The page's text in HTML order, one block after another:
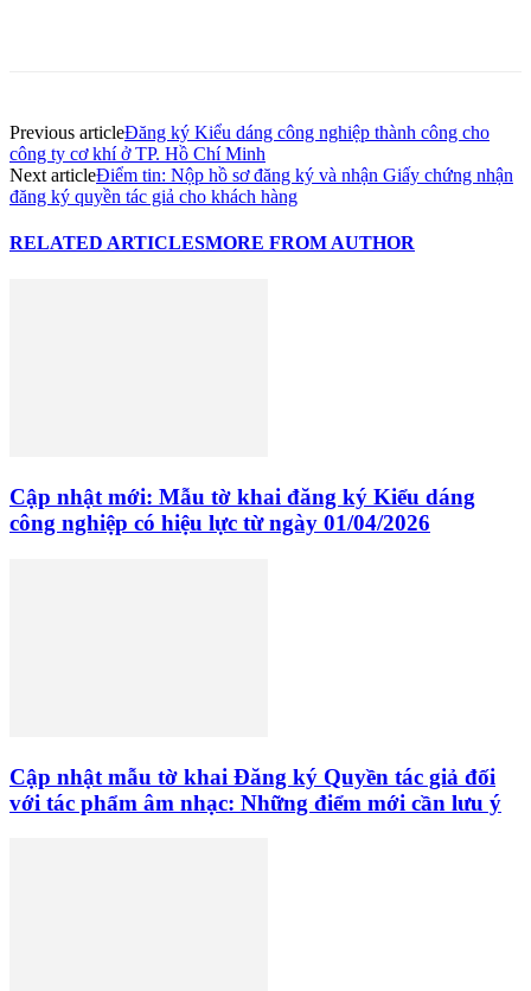
Previous articleĐăng ký Kiểu dáng công nghiệp thành công cho
công ty cơ khí ở TP. Hồ Chí Minh
Next articleĐiểm tin: Nộp hồ sơ đăng ký và nhận Giấy chứng nhận
đăng ký quyền tác giả cho khách hàng
RELATED ARTICLESMORE FROM AUTHOR
Cập nhật mới: Mẫu tờ khai đăng ký Kiểu dáng
công nghiệp có hiệu lực từ ngày 01/04/2026
Cập nhật mẫu tờ khai Đăng ký Quyền tác giả đối
với tác phẩm âm nhạc: Những điểm mới cần lưu ý